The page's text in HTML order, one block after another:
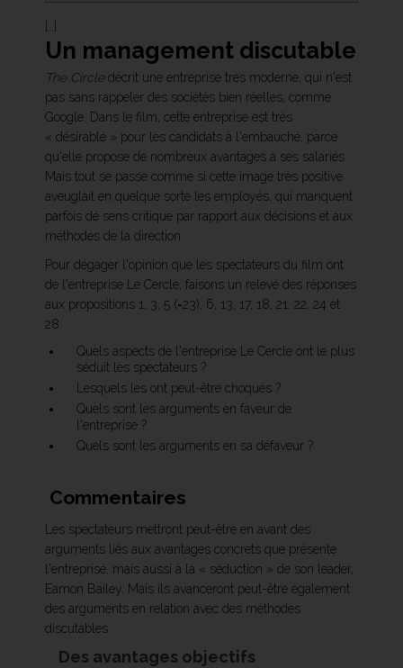
[…]
Un management discutable
The Circledécrit une entreprise très moderne, qui n'est
pas sans rappeler des sociétés bien réelles, comme
Google. Dans le film, cette entreprise est très
« désirable » pour les candidats à l'embauche, parce
qu'elle propose de nombreux avantages à ses salariés.
Mais tout se passe comme si cette image très positive
aveuglait en quelque sorte les employés, qui manquent
parfois de sens critique par rapport aux décisions et aux
méthodes de la direction.
Pour dégager l'opinion que les spectateurs du film ont
de l'entreprise Le Cercle, faisons un relevé des réponses
aux propositions 1, 3, 5 (=23), 6, 13, 17, 18, 21, 22, 24 et
28.
Quels aspects de l'entreprise Le Cercle ont le plus
séduit les spectateurs ?
Lesquels les ont peut-être choqués ?
Quels sont les arguments en faveur de
l'entreprise ?
Quels sont les arguments en sa défaveur ?
Commentaires
Les spectateurs mettront peut-être en avant des
arguments liés aux avantages concrets que présente
l'entreprise, mais aussi à la « séduction » de son leader,
Eamon Bailey. Mais ils avanceront peut-être également
des arguments en relation avec des méthodes
discutables.
Des avantages objectifs